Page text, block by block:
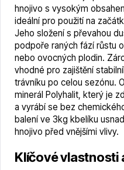
Hortenzie
Azalky a rododendrony
hnojivo s vysokým
ideální pro použití na
Jeho složení s převahou
podpoře raných fází růstu
nebo ovocných plodin.
vhodné pro zajištění
trávníku po celou sezónu.
minerál Polyhalit, který je
a vyrábí se bez
balení ve 3kg kbelíku
hnojivo před vnějšími vlivy.
Klíčové vlastnosti